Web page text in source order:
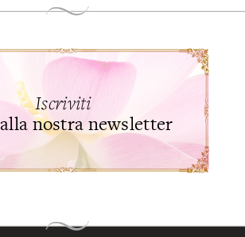
Iscriviti
alla nostra newsletter